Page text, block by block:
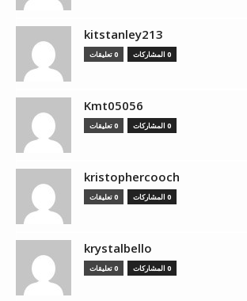
kitstanley213
0 المشاركات 0 تعليقات
Kmt05056
0 المشاركات 0 تعليقات
kristophercooch
0 المشاركات 0 تعليقات
krystalbello
0 المشاركات 0 تعليقات